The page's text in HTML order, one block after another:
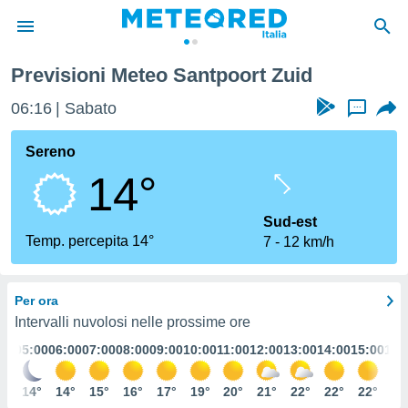
di
per
le
di
le
Previsioni Meteo Santpoort Zuid
06:16 Sabato ...
Sereno
14°
Temp. percepita 14°
Sud-est
7
12 km/h
Per ora
Intervalli nuvolosi nelle prossime ore
05:00
14°
06:00
14°
07:00
15°
08:00
16°
09:00
17°
10:00
19°
11:00
20°
12:00
21°
13:00
22°
14:00
22°
15:00
22°